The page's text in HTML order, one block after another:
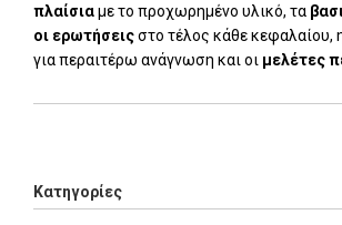
πλαίσιαμε το προχωρημένο υλικό, τα
οι ερωτήσειςστο τέλος κάθε κεφαλαίου,
για περαιτέρω ανάγνωση και οι μελέτες
Κατηγορίες